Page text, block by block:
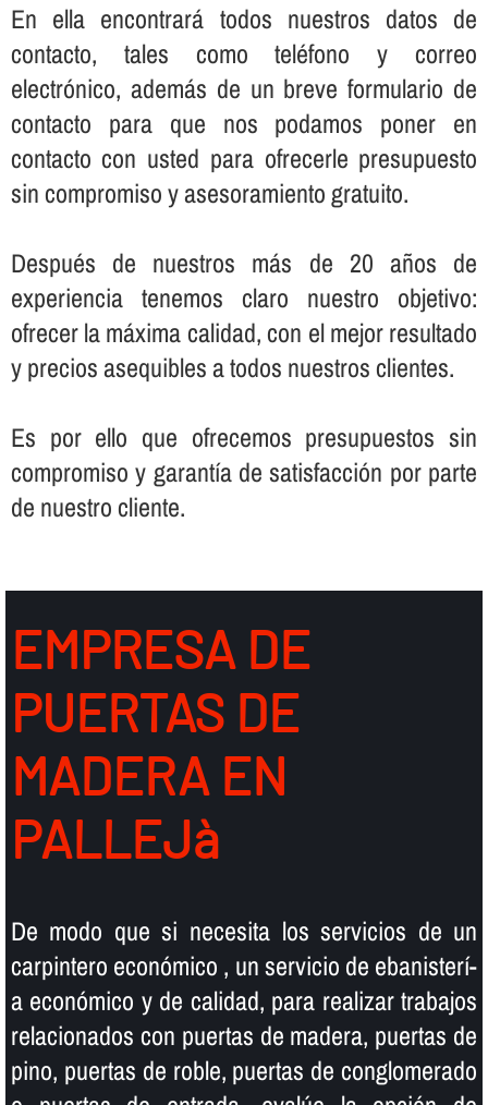
En ella encontrará todos nuestros datos de
contacto, tales como teléfono y correo
electrónico, además de un breve formulario de
contacto para que nos podamos poner en
contacto con usted para ofrecerle presupuesto
sin compromiso y asesoramiento gratuito.
Después de nuestros más de 20 años de
experiencia tenemos claro nuestro objetivo:
ofrecer la máxima calidad, con el mejor resultado
y precios asequibles a todos nuestros clientes.
Es por ello que ofrecemos presupuestos sin
compromiso y garantí­a de satisfacción por parte
de nuestro cliente.
EMPRESA DE
PUERTAS DE
MADERA EN
PALLEJà
De modo que si necesita los servicios de un
carpintero económico , un servicio de ebanisterí­
a económico y de calidad, para realizar trabajos
relacionados con puertas de madera, puertas de
pino, puertas de roble, puertas de conglomerado